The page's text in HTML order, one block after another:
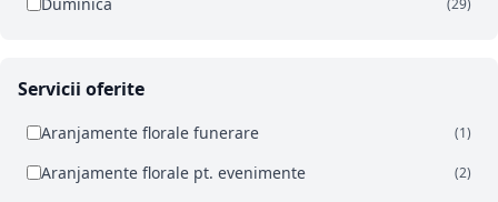
Servicii oferite
Aranjamente florale funerare (1)
Aranjamente florale pt. evenimente (2)